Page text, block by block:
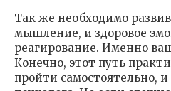
Так же необходимо
мышление, и здоровое
реагирование. Именно
Конечно, этот путь
пройти самостоятельно,